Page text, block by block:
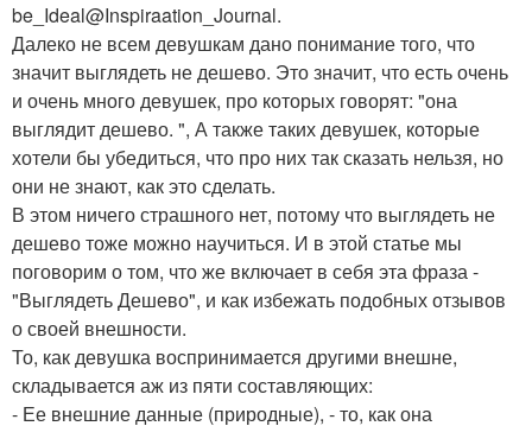
be_Ideal@Inspiraation_Journal.
Далеко не всем девушкам дано понимание того, что
значит выглядеть не дешево. Это значит, что есть очень
и очень много девушек, про которых говорят: "она
выглядит дешево. ", А также таких девушек, которые
хотели бы убедиться, что про них так сказать нельзя, но
они не знают, как это сделать.
В этом ничего страшного нет, потому что выглядеть не
дешево тоже можно научиться. И в этой статье мы
поговорим о том, что же включает в себя эта фраза -
"Выглядеть Дешево", и как избежать подобных отзывов
о своей внешности.
То, как девушка воспринимается другими внешне,
складывается аж из пяти составляющих:
- Ее внешние данные (природные), - то, как она